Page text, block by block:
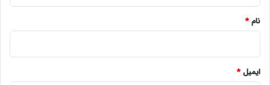
نام*
ایمیل*